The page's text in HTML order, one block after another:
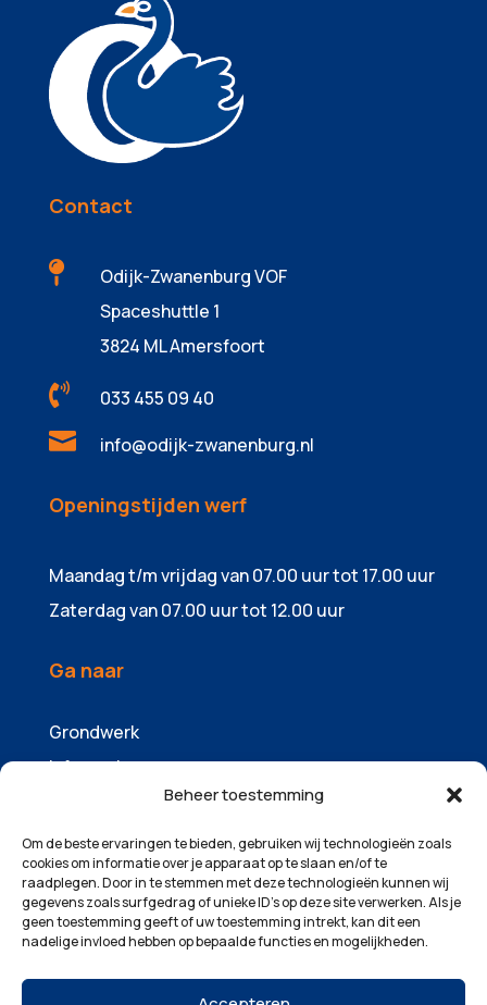
Beheer toestemming
Om de beste ervaringen te bieden, gebruiken wij technologieën zoals
cookies om informatie over je apparaat op te slaan en/of te
raadplegen. Door in te stemmen met deze technologieën kunnen wij
gegevens zoals surfgedrag of unieke ID's op deze site verwerken. Als je
geen toestemming geeft of uw toestemming intrekt, kan dit een
nadelige invloed hebben op bepaalde functies en mogelijkheden.
Contact

Odijk-Zwanenburg VOF
Spaceshuttle 1
3824 ML Amersfoort
 033 455 09 40
 info@odijk-zwanenburg.nl
Openingstijden werf
Maandag t/m vrijdag van 07.00 uur tot 17.00 uur
Zaterdag van 07.00 uur tot 12.00 uur
Ga naar
Grondwerk
Infrawerk
Containers & zandhandel
Machinepark
Over ons
Projecten
Contact